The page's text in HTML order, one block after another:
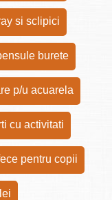
si sclipici
burete
p/u acuarela
cu activitati
pentru copii